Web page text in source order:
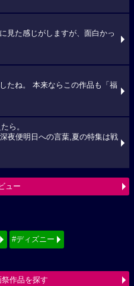
見た感じがしますが、面白かっ
たね。 本来ならこの作品も「福
ら。
夜便明日への言葉,夏の特集は戦
ュー
#ディズニー
作品を探す